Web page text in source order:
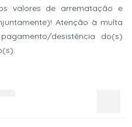
valores de arrematação e
Atenção à multa
desistência do(s)